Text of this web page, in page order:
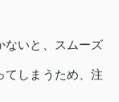
ないと、スムーズ
てしまうため、注